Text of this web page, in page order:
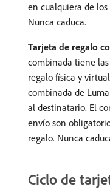
en cualquiera de
Nunca caduca.
Tarjeta de regalo
combinada tiene
regalo física y
combinada de
al destinatario. El
envío son
regalo. Nunca
Ciclo de